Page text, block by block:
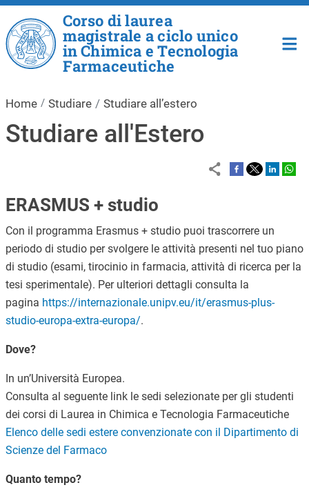
Salta al contenuto principale
Corso di laurea
magistrale a ciclo unico
in Chimica e Tecnologia
Farmaceutiche
Home Studiare Studiare all’estero
Studiare all'Estero
ERASMUS + studio
Con il programma Erasmus + studio puoi trascorrere un
periodo di studio per svolgere le attività presenti nel tuo piano
di studio (esami, tirocinio in farmacia, attività di ricerca per la
tesi sperimentale). Per ulteriori dettagli consulta la
pagina https://internazionale.unipv.eu/it/erasmus-plus-
studio-europa-extra-europa/.
Dove?
In un’Università Europea.
Consulta al seguente link le sedi selezionate per gli studenti
dei corsi di Laurea in Chimica e Tecnologia Farmaceutiche
Elenco delle sedi estere convenzionate con il Dipartimento di
Scienze del Farmaco
Quanto tempo?